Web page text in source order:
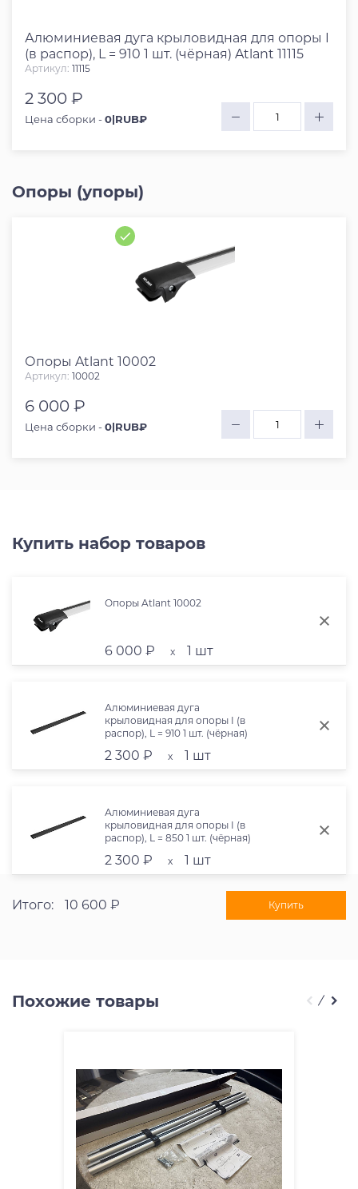
Алюминиевая дуга крыловидная для опоры I
(в распор), L = 910 1 шт. (чёрная) Atlant 11115
Артикул: 11115
2 300 ₽
Цена сборки -0|RUB₽
Опоры (упоры)
Опоры Atlant 10002
Артикул: 10002
6 000 ₽
Цена сборки -0|RUB₽
Купить набор товаров
Опоры Atlant 10002
6 000 ₽ x 1 шт
Алюминиевая дуга
крыловидная для опоры I (в
распор), L = 910 1 шт. (чёрная)
2 300 ₽ x 1 шт
Алюминиевая дуга
крыловидная для опоры I (в
распор), L = 850 1 шт. (чёрная)
2 300 ₽ x 1 шт
Итого: 10 600 ₽ Купить
Похожие товары